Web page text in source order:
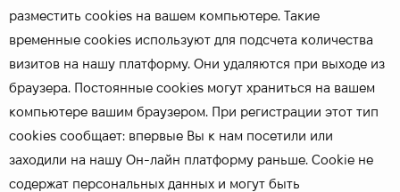
разместить cookies на вашем компьютере. Такие
временные cookies используют для подсчета количества
визитов на нашу платформу. Они удаляются при выходе из
браузера. Постоянные cookies могут храниться на вашем
компьютере вашим браузером. При регистрации этот тип
cookies сообщает: впервые Вы к нам посетили или
заходили на нашу Он-лайн платформу раньше. Cookie не
содержат персональных данных и могут быть